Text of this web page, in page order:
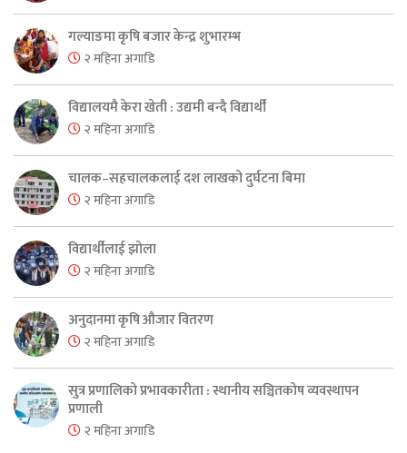
गल्याङमा कृषि बजार केन्द्र शुभारम्भ
२ महिना अगाडि
विद्यालयमै केरा खेती : उद्यमी बन्दै विद्यार्थी
२ महिना अगाडि
चालक–सहचालकलाई दश लाखको दुर्घटना बिमा
२ महिना अगाडि
विद्यार्थीलाई झोला
२ महिना अगाडि
अनुदानमा कृषि औजार वितरण
२ महिना अगाडि
सुत्र प्रणालिको प्रभावकारीता : स्थानीय सञ्चितकोष व्यवस्थापन
प्रणाली
२ महिना अगाडि